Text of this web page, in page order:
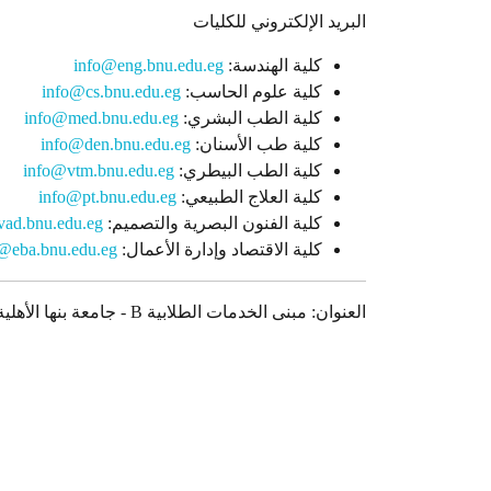
البريد الإلكتروني للكليات
كلية الهندسة: info@eng.bnu.edu.eg
كلية علوم الحاسب: info@cs.bnu.edu.eg
كلية الطب البشري: info@med.bnu.edu.eg
كلية طب الأسنان: info@den.bnu.edu.eg
كلية الطب البيطري: info@vtm.bnu.edu.eg
كلية العلاج الطبيعي: info@pt.bnu.edu.eg
كلية الفنون البصرية والتصميم:
كلية الاقتصاد وإدارة الأعمال:
العنوان: مبنى الخدمات الطلابية B - جامعة بنها الأهلية- محور العبور الرئيسى - الحى الترفيهى